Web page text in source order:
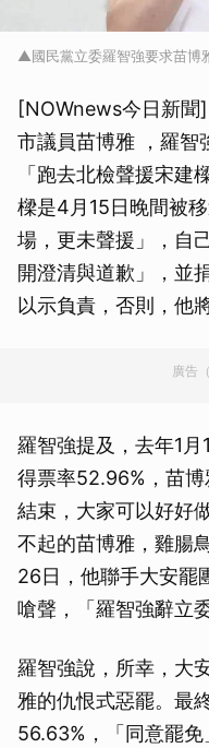
▲國民黨立委羅智強要求苗博
[NOWnews今日新聞
市議員苗博雅 ，羅智
「跑去北檢聲援宋建
樑是4月15日晚間被
場，更未聲援」，自
開澄清與道歉」，並
以示負責，否則，他
廣告
羅智強提及，去年1
得票率52.96%，苗
結束，大家可以好好
不起的苗博雅，雞腸
26日，他聯手大安罷
嗆聲，「羅智強辭立
羅智強說，所幸，大
雅的仇恨式惡罷。最
56.63%，「同意罷